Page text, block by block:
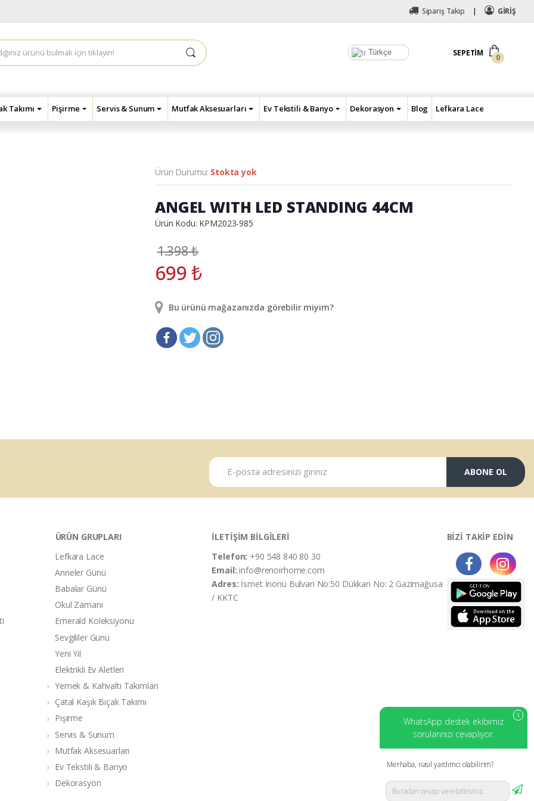
Sipariş Takip GİRİŞ
Türkçe SEPETIM
0
Takımı Pişirme Servis & Sunum Mutfak Aksesuarları Ev Tekstili & Banyo Dekorasyon Blog Lefkara Lace
Ürün Durumu: Stokta yok
ANGEL WITH LED STANDING 44CM
Ürün Kodu: KPM2023-985
1.398₺
699₺
Bu ürünü mağazanızda görebilir miyim?
ABONE OL
ÜRÜN GRUPLARI
Lefkara Lace
Anneler Günü
Babalar Günü
Okul Zamanı
Emerald Koleksiyonu
Sevgililer Günü
Yeni Yıl
Elektrikli Ev Aletleri
Yemek & Kahvaltı Takımları
Çatal Kaşık Bıçak Takımı
Pişirme
Servis & Sunum
Mutfak Aksesuarları
Ev Tekstili & Banyo
Dekorasyon
İLETİŞİM BİLGİLERİ
Telefon: +90 548 840 80 30
Email:info@renoirhome.com
Adres: İsmet İnonü Bulvarı No:50 Dükkan No: 2 Gazimağusa
/ KKTC
BİZİ TAKİP EDİN
X
WhatsApp destek ekibimiz
sorularınızı cevaplıyor.
Merhaba, nasıl yardımcı olabilirim?